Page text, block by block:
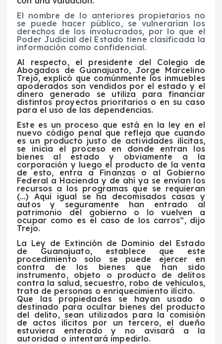
El nombre de lo anteriores propietarios no
se puede hacer público, se vulnerarían los
derechos de los involucrados, por lo que el
Poder Judicial del Estado tiene clasificada la
información como confidencial.
Al respecto, el presidente del Colegio de
Abogados de Guanajuato, Jorge Marcelino
Trejo, explicó que comúnmente los inmuebles
apoderados son vendidos por el estado y el
dinero generado se utiliza para financiar
distintos proyectos prioritarios o en su caso
para el uso de las dependencias.
Este es un proceso que está en la ley en el
nuevo código penal que refleja que cuando
es un producto justo de actividades ilícitas,
se inicia el proceso en donde entran los
bienes al estado y obviamente a la
corporación y luego el producto de la venta
de esto, entra a Finanzas o al Gobierno
Federal a Hacienda y de ahí ya se envían los
recursos a los programas que se requieran
(…) Aquí igual se ha decomisados casas y
autos y seguramente han entrado al
patrimonio del gobierno o lo vuelven a
ocupar como es el caso de los carros”, dijo
Trejo.
La Ley de Extinción de Dominio del Estado
de Guanajuato, establece que este
procedimiento solo se puede ejercer en
contra de los bienes que han sido
instrumento, objeto o producto de delitos
contra la salud, secuestro, robo de vehículos,
trata de personas o enriquecimiento ilícito.
Que las propiedades se hayan usado o
destinado para ocultar bienes del producto
del delito, sean utilizados para la comisión
de actos ilícitos por un tercero, el dueño
estuviera enterado y no avisará a la
autoridad o intentará impedirlo.